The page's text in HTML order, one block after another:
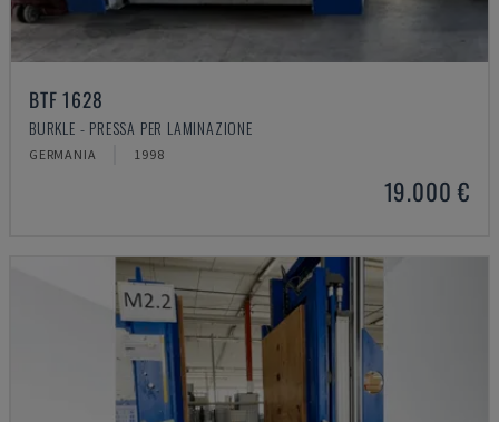
BTF 1628
BURKLE - PRESSA PER LAMINAZIONE
GERMANIA 1998
19.000 €